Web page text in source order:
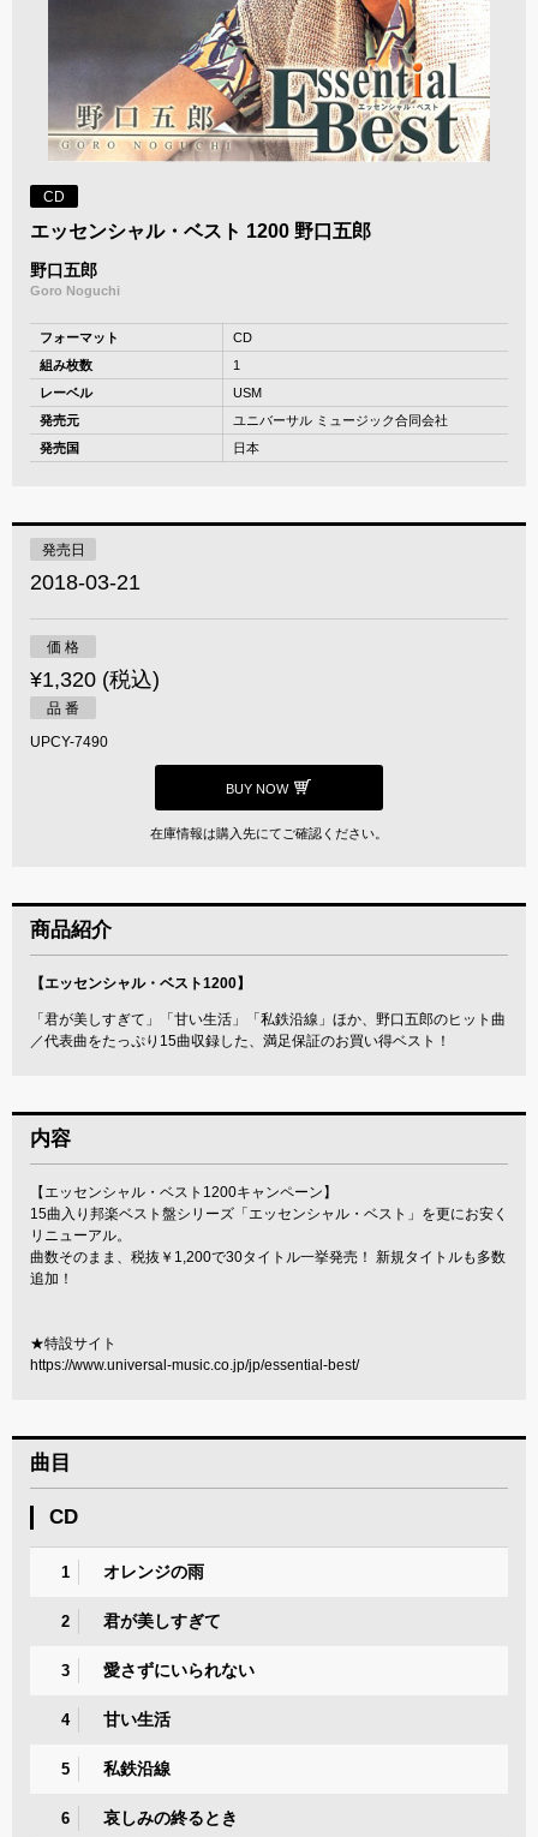
CD
エッセンシャル・ベスト 1200 野口五郎
野口五郎
Goro Noguchi
フォーマット
CD
組み枚数
1
レーベル
USM
発売元
ユニバーサル ミュージック合同会社
発売国
日本
発売日
2018-03-21
価 格
¥1,320 (税込)
品 番
UPCY-7490
BUY NOW
在庫情報は購入先にてご確認ください。
商品紹介
【エッセンシャル・ベスト1200】
「君が美しすぎて」「甘い生活」「私鉄沿線」ほか、野口五郎のヒット曲
／代表曲をたっぷり15曲収録した、満足保証のお買い得ベスト！
内容
【エッセンシャル・ベスト1200キャンペーン】
15曲入り邦楽ベスト盤シリーズ「エッセンシャル・ベスト」を更にお安く
リニューアル。
曲数そのまま、税抜￥1,200で30タイトル一挙発売！ 新規タイトルも多数
追加！
★特設サイト
https://www.universal-music.co.jp/jp/essential-best/
曲目
CD
1 オレンジの雨
2 君が美しすぎて
3 愛さずにいられない
4 甘い生活
5 私鉄沿線
6 哀しみの終るとき